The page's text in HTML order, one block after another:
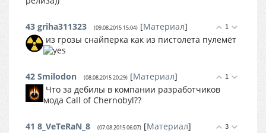
1
43 griha311323 (09.08.2015 15:04) [Материал]
из грозы снайперка как из пистолета пулемёт
1
42 Smilоdоn (08.08.2015 20:29) [Материал]
Что за дебилы в компании разработчиков
мода Call of Chernobyl??
3
41 8_VeTeRaN_8 (07.08.2015 06:07) [Материал]